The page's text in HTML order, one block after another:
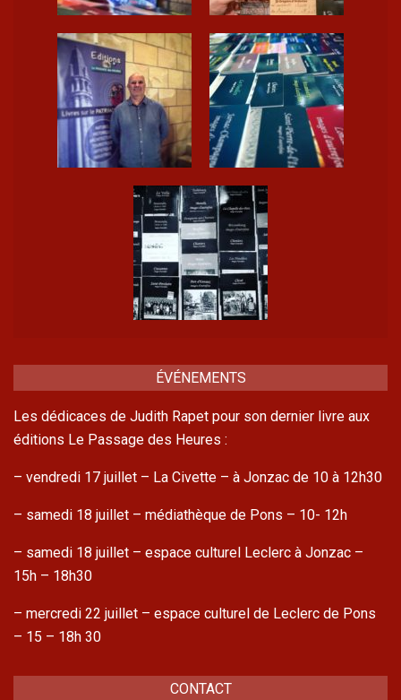
ÉVÉNEMENTS
Les dédicaces de Judith Rapet pour son dernier livre aux
éditions Le Passage des Heures :
– vendredi 17 juillet – La Civette – à Jonzac de 10 à 12h30
– samedi 18 juillet – médiathèque de Pons – 10- 12h
– samedi 18 juillet – espace culturel Leclerc à Jonzac –
15h – 18h30
– mercredi 22 juillet – espace culturel de Leclerc de Pons
– 15 – 18h 30
CONTACT